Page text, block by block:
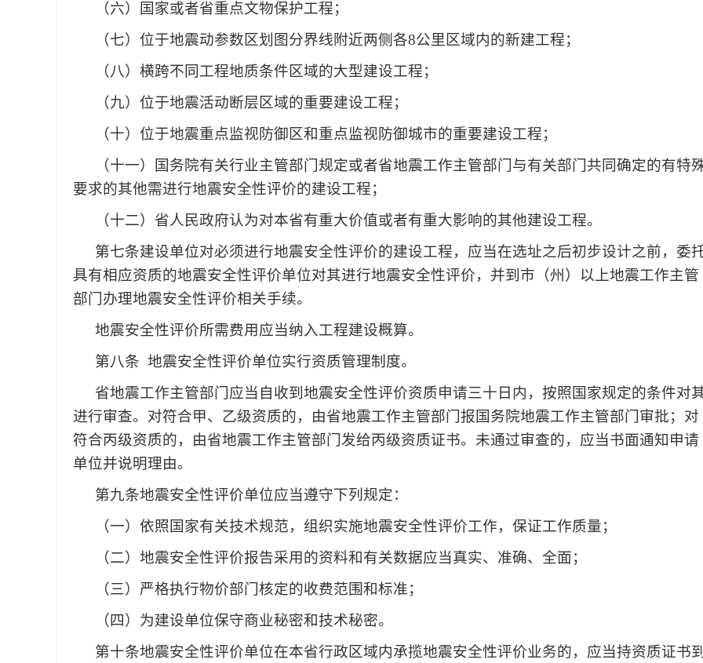
（六）国家或者省重点文物保护工程；
（七）位于地震动参数区划图分界线附近两侧各8公里区域内的新建工程；
（八）横跨不同工程地质条件区域的大型建设工程；
（九）位于地震活动断层区域的重要建设工程；
（十）位于地震重点监视防御区和重点监视防御城市的重要建设工程；
（十一）国务院有关行业主管部门规定或者省地震工作主管部门与有关部门共同确定的有特
要求的其他需进行地震安全性评价的建设工程；
（十二）省人民政府认为对本省有重大价值或者有重大影响的其他建设工程。
第七条建设单位对必须进行地震安全性评价的建设工程，应当在选址之后初步设计之前，委
具有相应资质的地震安全性评价单位对其进行地震安全性评价，并到市（州）以上地震工作主管
部门办理地震安全性评价相关手续。
地震安全性评价所需费用应当纳入工程建设概算。
第八条 地震安全性评价单位实行资质管理制度。
省地震工作主管部门应当自收到地震安全性评价资质申请三十日内，按照国家规定的条件对
进行审查。对符合甲、乙级资质的，由省地震工作主管部门报国务院地震工作主管部门审批；对
符合丙级资质的，由省地震工作主管部门发给丙级资质证书。未通过审查的，应当书面通知申请
单位并说明理由。
第九条地震安全性评价单位应当遵守下列规定：
（一）依照国家有关技术规范，组织实施地震安全性评价工作，保证工作质量；
（二）地震安全性评价报告采用的资料和有关数据应当真实、准确、全面；
（三）严格执行物价部门核定的收费范围和标准；
（四）为建设单位保守商业秘密和技术秘密。
第十条地震安全性评价单位在本省行政区域内承揽地震安全性评价业务的，应当持资质证书